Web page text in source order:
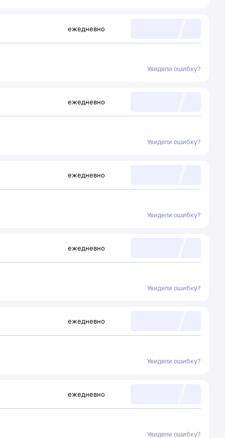
ежедневно
Увидели ошибку?
ежедневно
Увидели ошибку?
ежедневно
Увидели ошибку?
ежедневно
Увидели ошибку?
ежедневно
Увидели ошибку?
ежедневно
Увидели ошибку?